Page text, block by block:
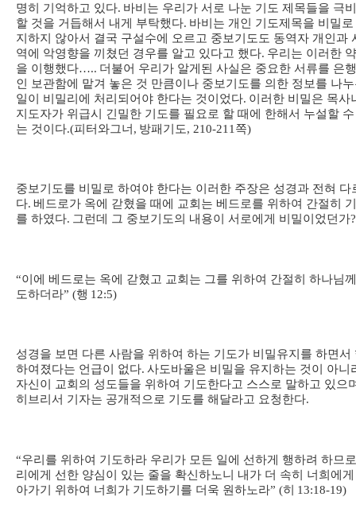
명히 기억하고 있다. 바비는 우리가 서로 나눈 기도 제목들을 극
할 것을 거듭해서 내게 부탁했다. 바비는 개인 기도제목을 비밀로
지하지 않아서 결국 구설수에 오르고 중보기도도 동역자 개인과
역에 악영향을 끼쳤던 경우를 알고 있다고 했다. 우리는 이러한
을 이행했다….. 더불어 우리가 알게된 사실은 중요한 서류를 은
인 보관함에 맡겨 놓은 것 만큼이나 중보기도를 의한 정보를 나
일이 비밀리에 처리되어야 한다는 것이었다. 이러한 비밀은 목사
지도자가 위급시 긴밀한 기도를 필요로 할 때에 한해서 누설할
는 것이다.(피터와그너 , 방패기도, 210-211 쪽)
중보기도를 비밀로 하여야 한다는 이러한 주장은 성경과 전혀 다
다. 베드로가 옥에 갇혔을 때에 교회는 베드로를 위하여 간절히
를 하였다. 그런데 그 중보기도의 내용이 서로에게 비밀이었던가?
“이에 베드로는 옥에 갇혔고 교회는 그를 위하여 간절히 하나님
도하더라” (행 12:5)
성경을 보면 다른 사람을 위하여 하는 기도가 비밀유지를 하면서
하여졌다는 언급이 없다. 사도바울은 비밀을 유지하는 것이 아니
자신이 교회의 성도들을 위하여 기도한다고 스스로 말하고 있으
히브리서 기자는 공개적으로 기도를 해달라고 요청한다.
“우리를 위하여 기도하라 우리가 모든 일에 선하게 행하려 하므
리에게 선한 양심이 있는 줄을 확신하노니 내가 더 속히 너희에
아가기 위하여 너희가 기도하기를 더욱 원하노라” (히 13:18-19)